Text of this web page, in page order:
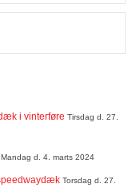
i vinterføre Tirsdag d. 27.
Mandag d. 4. marts 2024
Torsdag d. 27.